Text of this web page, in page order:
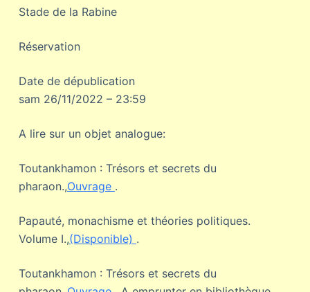
Stade de la Rabine
Réservation
Date de dépublication
sam 26/11/2022 – 23:59
A lire sur un objet analogue:
Toutankhamon : Trésors et secrets du
pharaon.,Ouvrage .
Papauté, monachisme et théories politiques.
Volume I.,(Disponible) .
Toutankhamon : Trésors et secrets du